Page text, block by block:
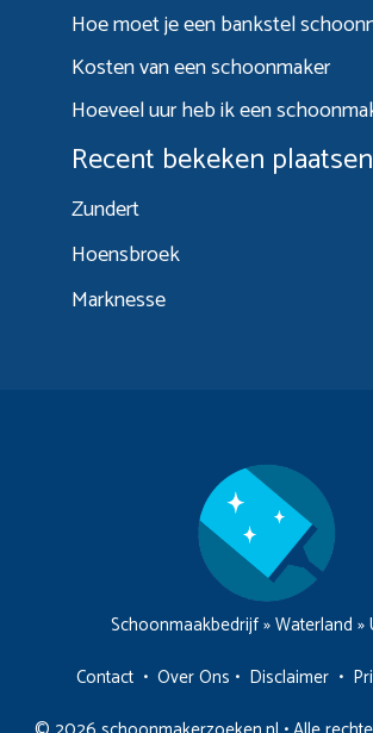
Hoe moet je een bankstel
Kosten van een schoonmaker
Hoeveel uur heb ik een
Recent bekeken plaatsen
Zundert
Hoensbroek
Marknesse
Schoonmaakbedrijf»Waterland »
Contact • Over Ons • Disclaimer •